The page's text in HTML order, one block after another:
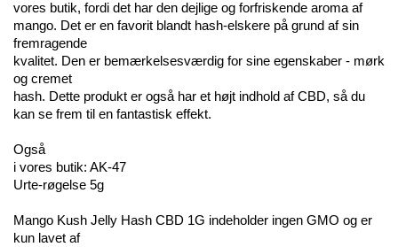
vores butik, fordi det har den dejlige og forfriskende aroma af
mango. Det er en favorit blandt hash-elskere på grund af sin
fremragende
kvalitet. Den er bemærkelsesværdig for sine egenskaber - mørk
og cremet
hash. Dette produkt er også har et højt indhold af CBD, så du
kan se frem til en fantastisk effekt.
Også
i vores butik: AK-47
Urte-røgelse 5g
Mango Kush Jelly Hash CBD 1G indeholder ingen GMO og er
kun lavet af